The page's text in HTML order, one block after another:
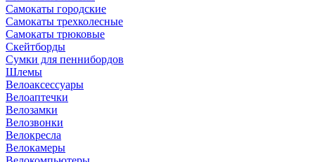
Самокаты городские
Самокаты трехколесные
Самокаты трюковые
Скейтборды
Сумки для пеннибордов
Шлемы
Велоаксессуары
Велоаптечки
Велозамки
Велозвонки
Велокресла
Велокамеры